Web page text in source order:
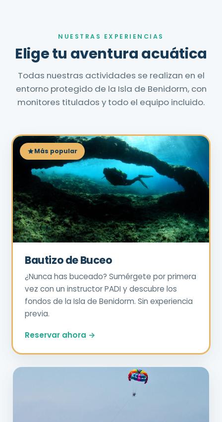
NUESTRAS EXPERIENCIAS
Elige tu aventura acuática
Todas nuestras actividades se realizan en el
entorno protegido de la Isla de Benidorm, con
monitores titulados y todo el equipo incluido.
Más popular
Bautizo de Buceo
¿Nunca has buceado? Sumérgete por primera
vez con un instructor PADI y descubre los
fondos de la Isla de Benidorm. Sin experiencia
previa.
Reservar ahora →